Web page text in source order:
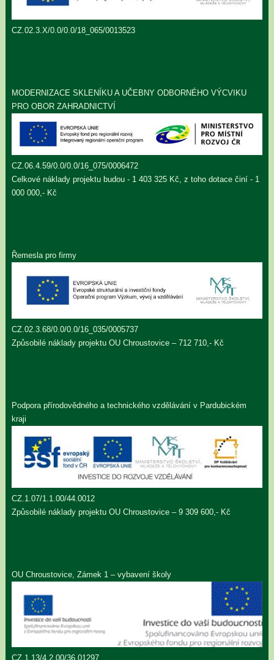
CZ.02.3.X/0.0/0.0/18_065/0013523
MODERNIZACE SKLENÍKU A UČEBNY ODBORNÉHO VÝCVIKU
PRO OBOR ZAHRADNICTVÍ
CZ.06.4.59/0.0/0.0/16_075/0006472
Celkové náklady projektu budou - 1 403 325 Kč, z toho dotace činí - 1
000 000,- Kč
Řemesla pro firmy
CZ.02.3.68/0.0/0.0/16_035/0005737
Způsobilé náklady projektu OU Chroustovice – 712 710,- Kč
Podpora přírodovědného a technického vzdělávání v Pardubickém
kraji
CZ.1.07/1.1.00/44.0012
Způsobilé náklady projektu OU Chroustovice – 9 309 600,- Kč
OU Chroustovice, Zámek 1 – vybavení školy
CZ.1.13/4.2.00/36.01297